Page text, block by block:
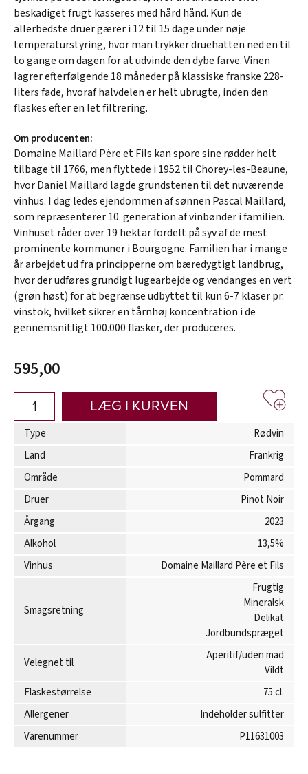
beskadiget frugt kasseres med hård hånd. Kun de
allerbedste druer gærer i 12 til 15 dage under nøje
temperaturstyring, hvor man trykker druehatten ned en til
to gange om dagen for at udvinde den dybe farve. Vinen
lagrer efterfølgende 18 måneder på klassiske franske 228-
liters fade, hvoraf halvdelen er helt ubrugte, inden den
flaskes efter en let filtrering.
Om producenten:
Domaine Maillard Père et Fils kan spore sine rødder helt
tilbage til 1766, men flyttede i 1952 til Chorey-les-Beaune,
hvor Daniel Maillard lagde grundstenen til det nuværende
vinhus. I dag ledes ejendommen af sønnen Pascal Maillard,
som repræsenterer 10. generation af vinbønder i familien.
Vinhuset råder over 19 hektar fordelt på syv af de mest
prominente kommuner i Bourgogne. Familien har i mange
år arbejdet ud fra principperne om bæredygtigt landbrug,
hvor der udføres grundigt lugearbejde og vendanges en vert
(grøn høst) for at begrænse udbyttet til kun 6-7 klaser pr.
vinstok, hvilket sikrer en tårnhøj koncentration i de
gennemsnitligt 100.000 flasker, der produceres.
595,00
LÆG I KURVEN
Type
Rødvin
Land
Frankrig
Område
Pommard
Druer
Pinot Noir
Årgang
2023
Alkohol
13,5%
Vinhus
Domaine Maillard Père et Fils
Smagsretning
Frugtig
Mineralsk
Delikat
Jordbundspræget
Velegnet til
Aperitif/uden mad
Vildt
Flaskestørrelse
75 cl.
Allergener
Indeholder sulfitter
Varenummer
P11631003